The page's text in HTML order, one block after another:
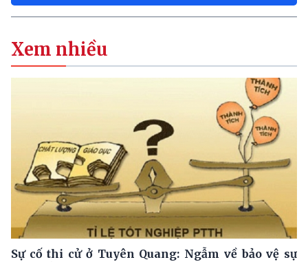
Xem nhiều
Sự cố thi cử ở Tuyên Quang: Ngẫm về bảo vệ sự